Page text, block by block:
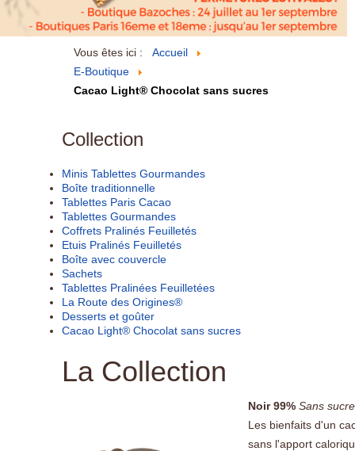
Vous êtes ici :
Accueil
E-Boutique
Cacao Light® Chocolat sans sucres
Collection
Minis Tablettes Gourmandes
Boîte traditionnelle
Tablettes Paris Cacao
Tablettes Gourmandes
Coffrets Pralinés Feuilletés
Etuis Pralinés Feuilletés
Boîte avec couvercle
Sachets
Tablettes Pralinées Feuilletées
La Route des Origines®
Desserts et goûter
Cacao Light® Chocolat sans sucres
La Collection
Noir 99% Sans
Les bienfaits d'un
sans l'apport